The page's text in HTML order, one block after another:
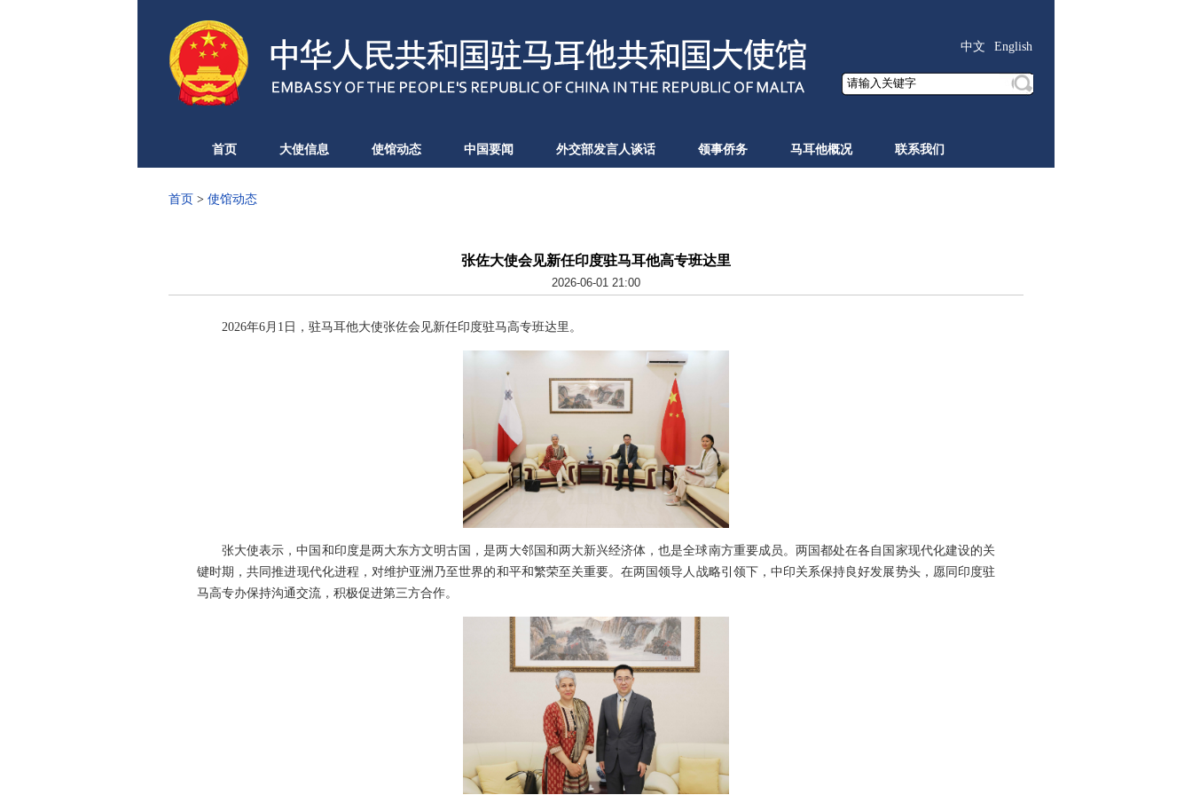
English
中文
首页 大使信息 使馆动态 中国要闻 外交部发言人谈话 领事侨务 马耳他概况 联系我们
首页 > 使馆动态
张佐大使会见新任印度驻马耳他高专班达里
2026-06-01 21:00
2026年6月1日，驻马耳他大使张佐会见新任印度驻马高专班达里。
张大使表示，中国和印度是两大东方文明古国，是两大邻国和两大新兴经济体，也是全球南方重要成员。两国都处在各自国家现代化建设的关
键时期，共同推进现代化进程，对维护亚洲乃至世界的和平和繁荣至关重要。在两国领导人战略引领下，中印关系保持良好发展势头，愿同印度驻
马高专办保持沟通交流，积极促进第三方合作。